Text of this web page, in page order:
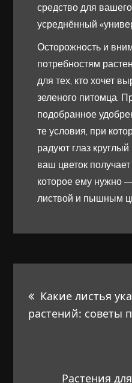
средство для
усреднённый
Осторожность и
потребностям
для тех, кто хочет
зеленого питомца.
подобранное
те условия, при
радуют глаз
ваш цветок
которое ему нужно
листвой и пышным
по
Какие листья
растений: советы
Растения